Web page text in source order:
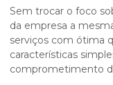
Sem trocar o foco
da empresa a
serviços com ótima
características
comprometimento